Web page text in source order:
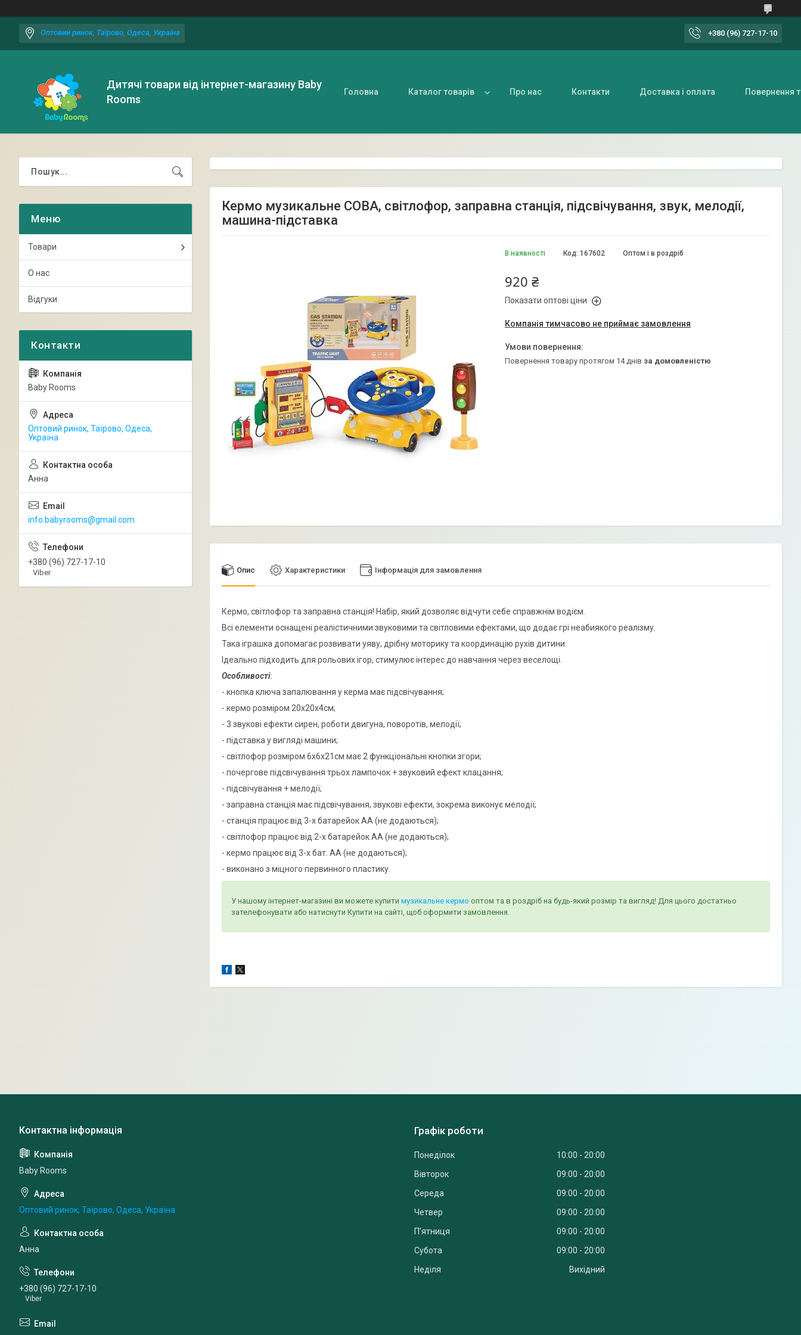
Оптовий ринок, Таїрово, Одеса, Україна +380 (96) 727-17-10
Дитячі товари від інтернет-магазину Baby
Rooms
Головна Каталог товарів Про нас Контакти Доставка і оплата Повернення
Кермо музикальне СОВА, світлофор, заправна станція, підсвічування, звук, мелодії,
машина-підставка
В наявності Оптом і в роздріб
Код: 167602
920 ₴
Показати оптові ціни
Компанія тимчасово не приймає замовлення
повернення товару протягом 14 днів за домовленістю
Опис Характеристики Інформація для замовлення
Кермо, світлофор та заправна станція! Набір, який дозволяє відчути себе справжнім водієм.
Всі елементи оснащені реалістичними звуковими та світловими ефектами, що додає грі неабиякого реалізму.
Така іграшка допомагає розвивати уяву, дрібну моторику та координацію рухів дитини.
Ідеально підходить для рольових ігор, стимулює інтерес до навчання через веселощі.
Особливості:
- кнопка ключа запалювання у керма має підсвічування;
- кермо розміром 20х20х4см;
- 3 звукові ефекти сирен, роботи двигуна, поворотів, мелодії;
- підставка у вигляді машини;
- світлофор розміром 6х6х21см має 2 функціональні кнопки згори;
- почергове підсвічування трьох лампочок + звуковий ефект клацання;
- підсвічування + мелодії;
- заправна станція має підсвічування, звукові ефекти, зокрема виконує мелодії;
- станція працює від 3-х батарейок АА (не додаються);
- світлофор працює від 2-х батарейок АА (не додаються);
- кермо працює від 3-х бат. АА (не додаються);
- виконано з міцного первинного пластику.
У нашому інтернет-магазині ви можете купити музикальне кермо оптом та в роздріб на будь-який розмір та вигляд! Для цього достатньо
зателефонувати або натиснути Купити на сайті, щоб оформити замовлення.
Товари
О нас
Відгуки
Baby Rooms
Оптовий ринок, Таїрово, Одеса,
Україна
Анна
info.babyrooms@gmail.com
+380 (96) 727-17-10
Viber
Baby Rooms
Оптовий ринок, Таїрово, Одеса, Україна
Анна
+380 (96) 727-17-10
Viber
Графік роботи
Понеділок 10:00
20:00
Вівторок
09:00
20:00
Середа
09:00
20:00
Четвер
09:00
20:00
Пʼятниця
09:00
20:00
Субота
09:00
20:00
Неділя
Вихідний